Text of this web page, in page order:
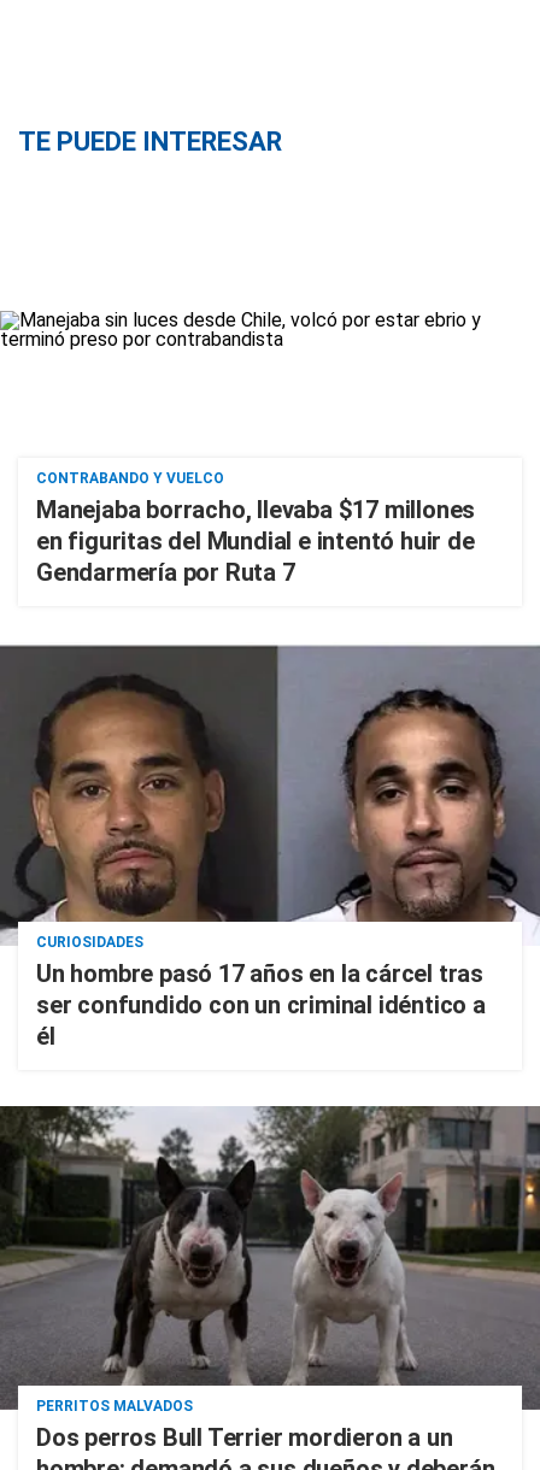
TE PUEDE INTERESAR
CONTRABANDO Y VUELCO
Manejaba borracho, llevaba $17 millones
en figuritas del Mundial e intentó huir de
Gendarmería por Ruta 7
CURIOSIDADES
Un hombre pasó 17 años en la cárcel tras
ser confundido con un criminal idéntico a
él
PERRITOS MALVADOS
Dos perros Bull Terrier mordieron a un